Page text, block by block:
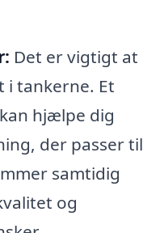
Det er vigtigt at
i tankerne. Et
hjælpe dig
der passer til
samtidig
og